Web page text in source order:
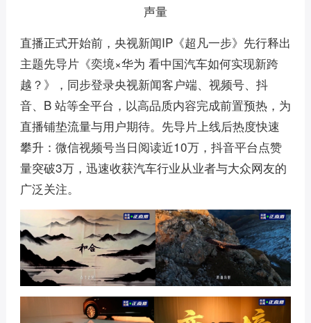
声量
直播正式开始前，央视新闻IP《超凡一步》先行释出
主题先导片《奕境×华为 看中国汽车如何实现新跨
越？》，同步登录央视新闻客户端、视频号、抖
音、B 站等全平台，以高品质内容完成前置预热，为
直播铺垫流量与用户期待。先导片上线后热度快速
攀升：微信视频号当日阅读近10万，抖音平台点赞
量突破3万，迅速收获汽车行业从业者与大众网友的
广泛关注。